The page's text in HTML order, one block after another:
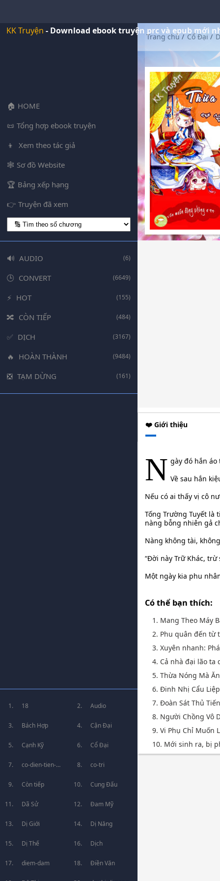
KK Truyện - Download ebook truyện prc và epub mới
HOME
Tổng hợp ebook truyện
Xem theo tác giả
Sơ đồ Website
Bảng xếp hạng
Truyện đã xem
AUDIO (6)
CONVERT (6649)
HOT (155)
CÒN TIẾP (484)
DỊCH (3167)
HOÀN THÀNH (9484)
TẠM DỪNG (161)
18 Audio
Bách Hợp Cận Đại
Cạnh Kỹ Cổ Đại
co-dien-tien-
hiep
co-tri
Còn tiếp Cung Đấu
Dã Sử Đam Mỹ
Dị Giới Dị Năng
Dị Thế Dịch
diem-dam Điền Văn
Trang chủ/ Cổ Đại/
❤️ Giới thiệu
N gày đó hắn
Về sau hắn
Nếu có ai thấy vị cô
Tống Trường Tuyết
nàng bỗng nhiên gả
Nàng không tài,
“Đời này Trữ Khác,
Một ngày kia phu
Có thể bạn thích:
1. Mang Theo Máy
2. Phu quân đến từ
3. Xuyên nhanh:
4. Cả nhà đại lão ta
5. Thừa Nóng Mà Ăn
6. Đinh Nhị Cẩu
7. Đoàn Sát Thủ
8. Người Chồng Vô
9. Vi Phụ Chỉ Muốn
10. Mới sinh ra, bị